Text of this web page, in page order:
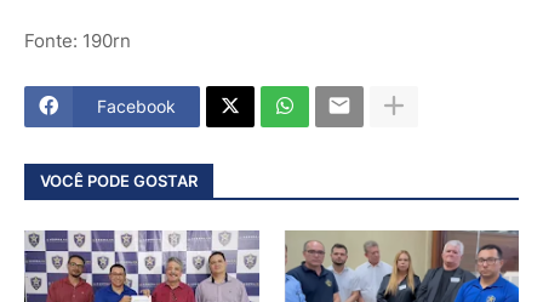
Fonte: 190rn
Facebook
VOCÊ PODE GOSTAR